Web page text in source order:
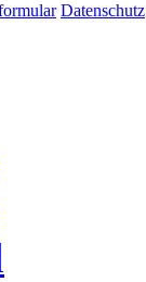
Datenschutz